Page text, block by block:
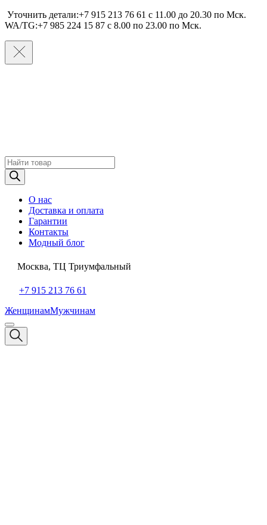
Уточнить детали:+7 915 213 76 61 c 11.00 до 20.30 по Мcк.
WA/TG:+7 985 224 15 87 c 8.00 по 23.00 по Мcк.
Поиск
товаров
О нас
Доставка и оплата
Гарантии
Контакты
Модный блог
Москва, ТЦ Триумфальный
+7 915 213 76 61
ЖенщинамМужчинам